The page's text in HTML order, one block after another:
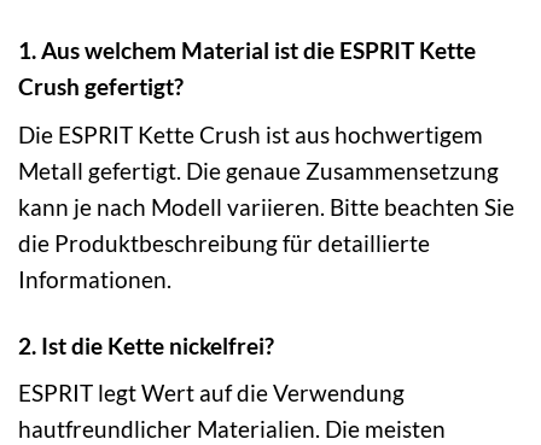
1. Aus welchem Material ist die ESPRIT Kette
Crush gefertigt?
Die ESPRIT Kette Crush ist aus hochwertigem
Metall gefertigt. Die genaue Zusammensetzung
kann je nach Modell variieren. Bitte beachten Sie
die Produktbeschreibung für detaillierte
Informationen.
2. Ist die Kette nickelfrei?
ESPRIT legt Wert auf die Verwendung
hautfreundlicher Materialien. Die meisten